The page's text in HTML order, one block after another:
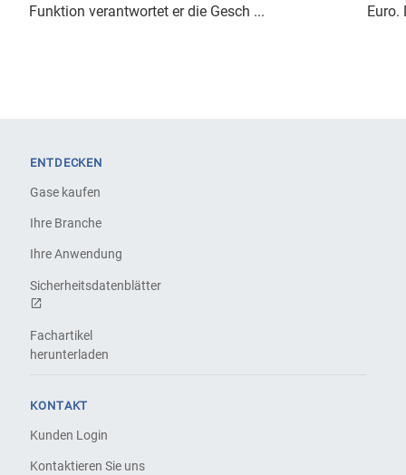
Funktion verantwortet er die Gesch ...
Euro.
ENTDECKEN
Gase kaufen
Ihre Branche
Ihre Anwendung
Sicherheitsdatenblätter
Fachartikel
herunterladen
KONTAKT
Kunden Login
Kontaktieren Sie uns